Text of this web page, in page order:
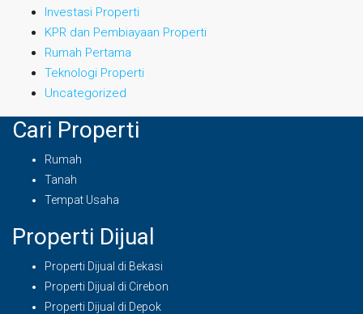
Investasi Properti
KPR dan Pembiayaan Properti
Rumah Pertama
Teknologi Properti
Uncategorized
Cari Properti
Rumah
Tanah
Tempat Usaha
Properti Dijual
Properti Dijual di Bekasi
Properti Dijual di Cirebon
Properti Dijual di Depok